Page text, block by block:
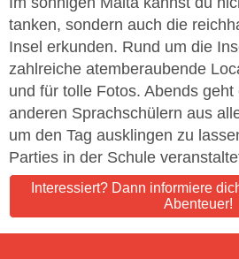
tanken, sondern auch die
Insel erkunden. Rund um die
zahlreiche atemberaubende
und für tolle Fotos. Abends
anderen Sprachschülern aus
um den Tag ausklingen zu
Parties in der Schule
Interessiert? Dann informiere
Abenteuer!